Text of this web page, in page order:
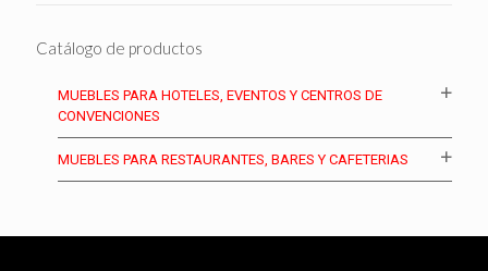
Catálogo de productos
MUEBLES PARA HOTELES, EVENTOS Y CENTROS DE
CONVENCIONES
MUEBLES PARA RESTAURANTES, BARES Y CAFETERIAS